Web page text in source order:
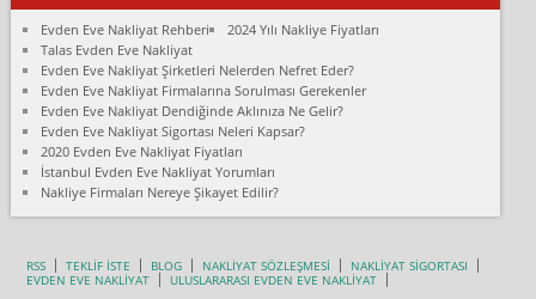
olduk. Asansörlü dediler sonra uraya asansör kurulmaz dediler
fark istediler. ortada asa...
Nimet:
Ben 2021 Ağustos ilk haftası Evimi taşıdım yani İstanbul'un bir
Mahallesi'nden bir başka Mahallesi'ne yani Ümraniye bölgesinde
oturuyorum önceleri ara...
Nimet Köse:
Hancıoğlu naklyatla taşındım...
Evden Eve Nakliyat Rehberi
2024 Yılı Nakliye Fiyatları
Talas Evden Eve Nakliyat
Evden Eve Nakliyat Şirketleri Nelerden Nefret Eder?
Evden Eve Nakliyat Firmalarına Sorulması Gerekenler
Evden Eve Nakliyat Dendiğinde Aklınıza Ne Gelir?
Evden Eve Nakliyat Sigortası Neleri Kapsar?
2020 Evden Eve Nakliyat Fiyatları
İstanbul Evden Eve Nakliyat Yorumları
Nakliye Firmaları Nereye Şikayet Edilir?
RSS TEKLİF İSTE BLOG NAKLİYAT SÖZLEŞMESİ
NAKLİYAT SİGORTASI
EVDEN EVE NAKLİYAT
ULUSLARARASI EVDEN EVE NAKLİYAT